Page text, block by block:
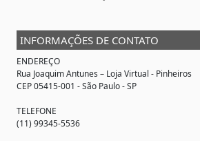
INFORMAÇÕES DE CONTATO
ENDEREÇO
Rua Joaquim Antunes – Loja Virtual - Pinheiros
CEP 05415-001 - São Paulo - SP
TELEFONE
(11) 99345-5536